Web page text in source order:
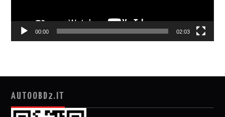
00:00 02:03
AUTOOBD2.IT